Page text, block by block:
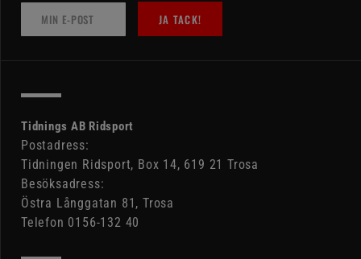
JA TACK!
Tidnings AB Ridsport
Postadress:
Tidningen Ridsport, Box 14, 619 21 Trosa
Besöksadress:
Östra Långgatan 81, Trosa
Telefon 0156-132 40